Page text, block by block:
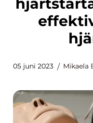
05 juni 2023 Mikaela